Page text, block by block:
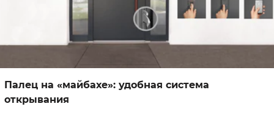
Палец на «майбахе»: удобная система
открывания